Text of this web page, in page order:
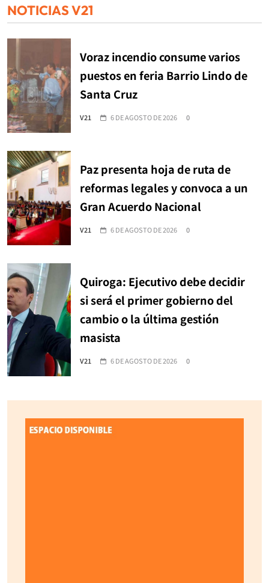
NOTICIAS V21
Voraz incendio consume varios
puestos en feria Barrio Lindo de
Santa Cruz
V21 6 DE AGOSTO DE 2026 0
Paz presenta hoja de ruta de
reformas legales y convoca a un
Gran Acuerdo Nacional
V21 6 DE AGOSTO DE 2026 0
Quiroga: Ejecutivo debe decidir
si será el primer gobierno del
cambio o la última gestión
masista
V21 6 DE AGOSTO DE 2026 0